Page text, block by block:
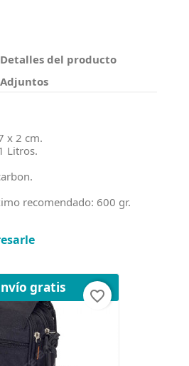
Detalles del producto
Adjuntos
x 2 cm.
Litros.
recomendado: 600 gr.
gratis
favorite_border